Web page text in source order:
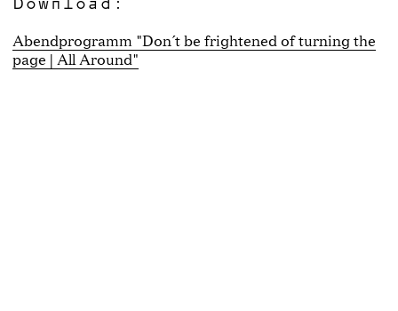
Abendprogramm "Don´t be frightened of turning the
page | All Around"